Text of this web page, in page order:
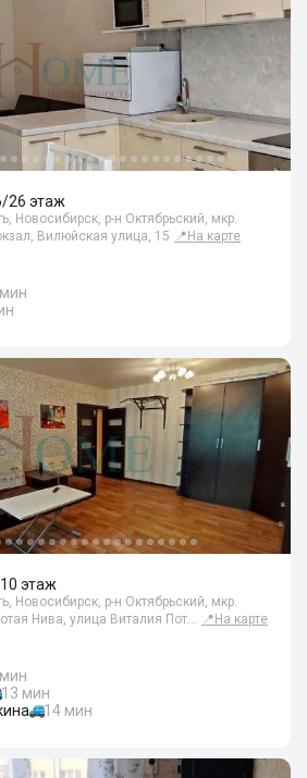
26 этаж
Новосибирск, р-н Октябрьский, мкр.
Вилюйская улица, 15 📍 На карте
этаж
Новосибирск, р-н Октябрьский, мкр.
Нива, улица Виталия Пот… 📍 На карте
13 мин
14 мин